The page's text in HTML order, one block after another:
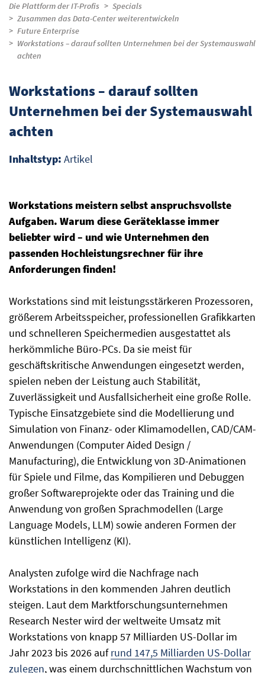
Die Plattform der IT-Profis
Specials
Zusammen das Data-Center weiterentwickeln
Future Enterprise
Workstations – darauf sollten Unternehmen bei der Systemauswahl
achten
Workstations meistern selbst anspruchsvollste
Aufgaben. Warum diese Geräteklasse immer
beliebter wird – und wie Unternehmen den
passenden Hochleistungsrechner für ihre
Anforderungen finden!
Workstations sind mit leistungsstärkeren Prozessoren,
größerem Arbeitsspeicher, professionellen Grafikkarten
und schnelleren Speichermedien ausgestattet als
herkömmliche Büro-PCs. Da sie meist für
geschäftskritische Anwendungen eingesetzt werden,
spielen neben der Leistung auch Stabilität,
Zuverlässigkeit und Ausfallsicherheit eine große Rolle.
Typische Einsatzgebiete sind die Modellierung und
Simulation von Finanz- oder Klimamodellen, CAD/CAM-
Anwendungen (Computer Aided Design /
Manufacturing), die Entwicklung von 3D-Animationen
für Spiele und Filme, das Kompilieren und Debuggen
großer Softwareprojekte oder das Training und die
Anwendung von großen Sprachmodellen (Large
Language Models, LLM) sowie anderen Formen der
künstlichen Intelligenz (KI).
Analysten zufolge wird die Nachfrage nach
Workstations in den kommenden Jahren deutlich
steigen. Laut dem Marktforschungsunternehmen
Research Nester wird der weltweite Umsatz mit
Workstations von knapp 57 Milliarden US-Dollar im
Jahr 2023 bis 2026 aufrund 147,5 Milliarden US-Dollar
zulegen, was einem durchschnittlichen Wachstum von
Workstations – darauf sollten
Unternehmen bei der Systemauswahl
achten
Inhaltstyp: Artikel